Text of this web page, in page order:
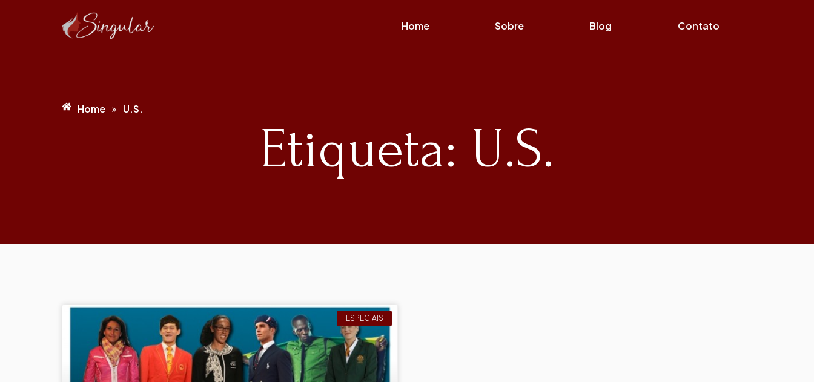
Home Sobre Blog Contato
Home » U.S.
Etiqueta: U.S.
ESPECIAIS